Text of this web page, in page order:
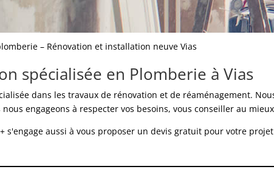
– Rénovation et installation neuve Vias
spécialisée en Plomberie à Vias
dans les travaux de rénovation et de réaménagement.
engageons à respecter vos besoins, vous conseiller au
s'engage aussi à vous proposer un devis gratuit pour votre